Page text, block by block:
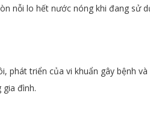
nỗi lo hết nước nóng khi đang sử
phát triển của vi khuẩn gây bệnh và
đình.